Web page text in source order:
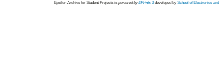
Epsilon Archive for Student Projects is powored byEPrints 3 developed by School of Electronics